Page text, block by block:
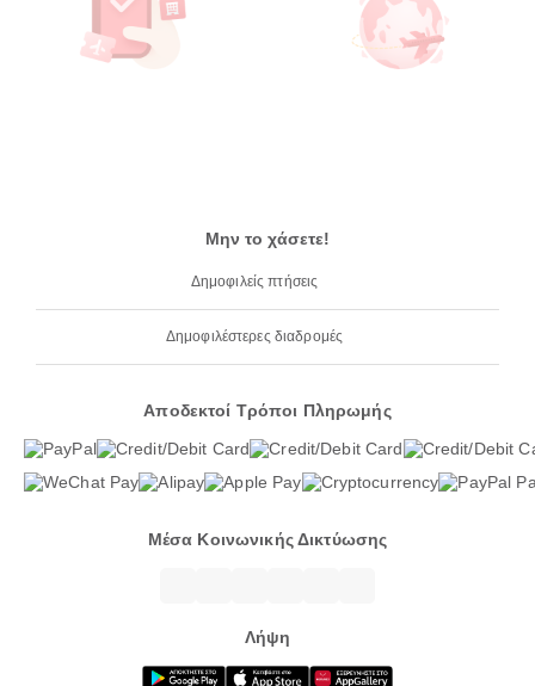
Μην το χάσετε!
Δημοφιλείς πτήσεις
Δημοφιλέστερες διαδρομές
Αποδεκτοί Τρόποι Πληρωμής
Μέσα Κοινωνικής Δικτύωσης
Λήψη